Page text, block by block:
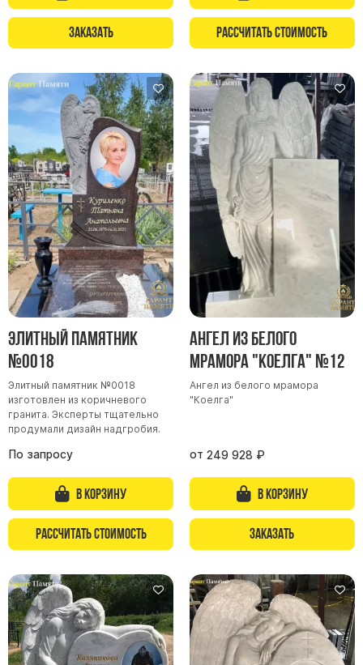
Заказать Рассчитать стоимость
Элитный памятник
№0018
Элитный памятник №0018
изготовлен из коричневого
гранита. Эксперты тщательно
продумали дизайн надгробия.
По запросу
В корзину
Рассчитать стоимость
Ангел из белого
мрамора "Коелга" №12
Ангел из белого мрамора
"Коелга"
от 249 928 ₽
В корзину
Заказать